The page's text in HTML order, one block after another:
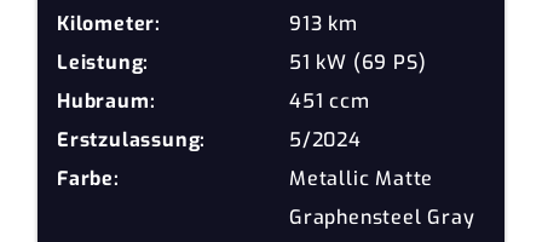
Kilometer:
913 km
Leistung:
51 kW (69 PS)
Hubraum:
451 ccm
Erstzulassung:
5/2024
Farbe:
Metallic Matte
Graphensteel Gray